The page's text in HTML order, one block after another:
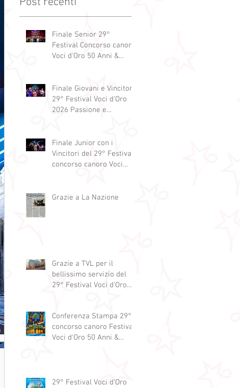
Finale Senior 29°
Festival Concorso canoro
Voci d'Oro 50 Anni &
abbracciano"
Finale Giovani e Vincitori
29° Festival Voci d'Oro
2026 Passione e
Finale Junior con i
Vincitori del 29° Festival
concorso canoro Voci
Grazie a La Nazione
Grazie a TVL per il
bellissimo servizio del
29° Festival Voci d'Oro
Conferenza Stampa 29°
concorso canoro Festival
Voci d'Oro 50 Anni &
29° Festival Voci d'Oro